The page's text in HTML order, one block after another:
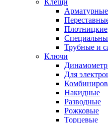
Клещи
Плотницкие
Трубные и
Ключи
Для
Накидные
Разводные
Рожковые
Торцевые